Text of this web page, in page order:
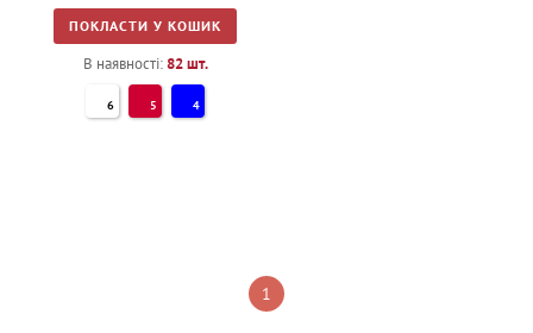
ПОКЛАСТИ У КОШИК
В наявності:82шт.
6 5 4
1